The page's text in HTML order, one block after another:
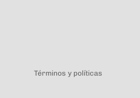
Términos y políticas